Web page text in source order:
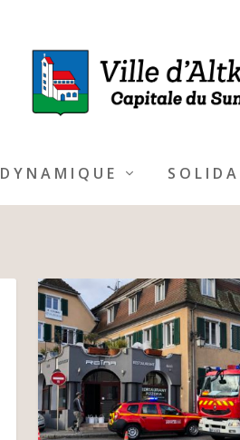
DYNAMIQUE